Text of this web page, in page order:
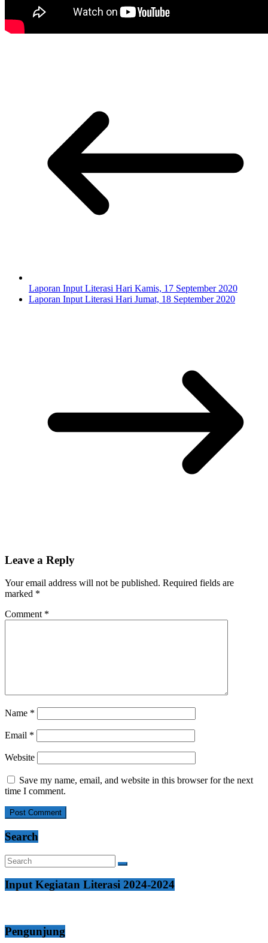
Laporan Input Literasi Hari Kamis, 17 September 2020
Laporan Input Literasi Hari Jumat, 18 September 2020
Leave a Reply
Your email address will not be published. Required fields are
marked *
Comment *
Name *
Email *
Website
Save my name, email, and website in this browser for the next
time I comment.
Search
Input Kegiatan Literasi 2024-2024
Pengunjung